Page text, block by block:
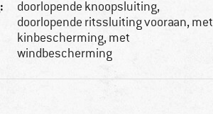
doorlopende knoopsluiting,
doorlopende ritssluiting vooraan, met
kinbescherming, met
windbescherming